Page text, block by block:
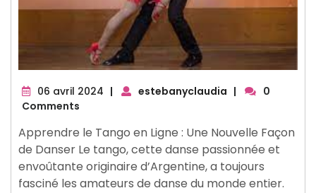
06 avril 2024 06
| estebanyclaudia |
0
Comments
Apprendre le Tango en Ligne : Une Nouvelle Façon
de Danser Le tango, cette danse passionnée et
envoûtante originaire d’Argentine, a toujours
fasciné les amateurs de danse du monde entier.